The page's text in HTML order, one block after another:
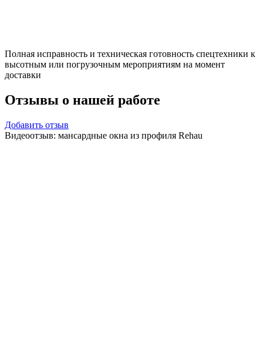
Полная исправность и техническая готовность спецтехники к
высотным или погрузочным мероприятиям на момент
доставки
Отзывы о нашей работе
Добавить отзыв
Видеоотзыв: мансардные окна из профиля Rehau